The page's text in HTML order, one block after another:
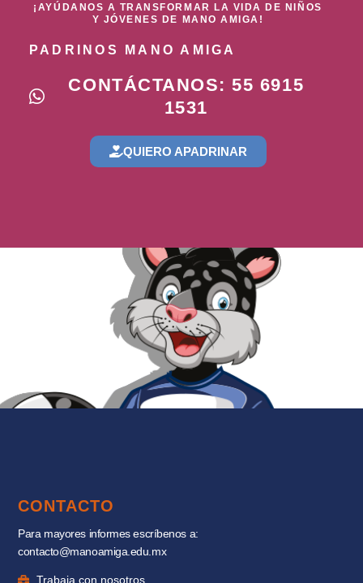
¡AYÚDANOS A TRANSFORMAR LA VIDA DE NIÑOS
Y JÓVENES DE MANO AMIGA!
PADRINOS MANO AMIGA
CONTÁCTANOS: 55 6915
1531
QUIERO APADRINAR
CONTACTO
Para mayores informes escríbenos a:
contacto@manoamiga.edu.mx
Trabaja con nosotros